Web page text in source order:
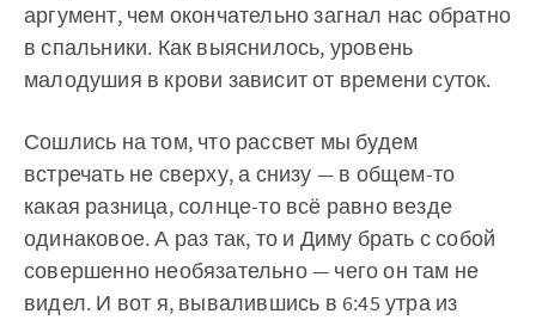
аргумент, чем окончательно загнал нас обратно
в спальники. Как выяснилось, уровень
малодушия в крови зависит от времени суток.
Сошлись на том, что рассвет мы будем
встречать не сверху, а снизу — в общем-то
какая разница, солнце-то всё равно везде
одинаковое. А раз так, то и Диму брать с собой
совершенно необязательно — чего он там не
видел. И вот я, вывалившись в 6:45 утра из